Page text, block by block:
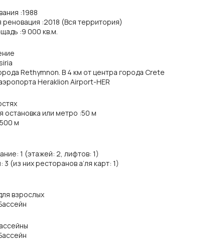
:1988
реновация :2018 (Вся территория)
:9 000 кв.м.
Rethymnon. В 4 км от центра города Crete
Heraklion Airport-HER
остановка или метро :50 м
500 м
1 (этажей: 2, лифтов: 1)
(из них ресторанов а’ля карт: 1)
взрослых